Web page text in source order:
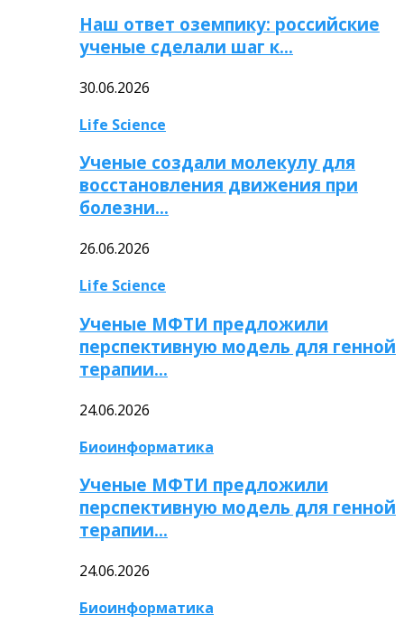
Наш ответ оземпику: российские
ученые сделали шаг к…
30.06.2026
Life Science
Ученые создали молекулу для
восстановления движения при
болезни…
26.06.2026
Life Science
Ученые МФТИ предложили
перспективную модель для генной
терапии…
24.06.2026
Биоинформатика
Ученые МФТИ предложили
перспективную модель для генной
терапии…
24.06.2026
Биоинформатика